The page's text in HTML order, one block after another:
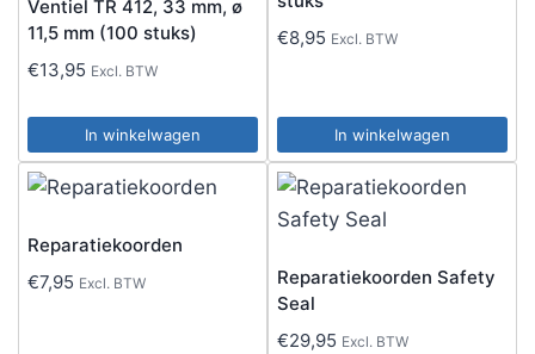
Ventiel TR 412, 33 mm, ø
11,5 mm (100 stuks)
€13,95 Excl. BTW
In winkelwagen
€8,95 Excl. BTW
In winkelwagen
Reparatiekoorden
€7,95 Excl. BTW
Reparatiekoorden Safety
Seal
€29,95 Excl. BTW